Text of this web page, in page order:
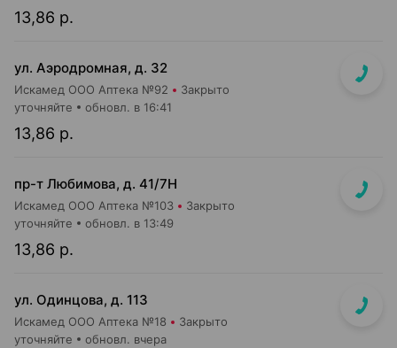
13,86 р.
ул. Аэродромная, д. 32
Искамед ООО Аптека №92 Закрыто
13,86 р.
уточняйте обновл. в 16:41
пр-т Любимова, д. 41/7Н
Искамед ООО Аптека №103 Закрыто
13,86 р.
уточняйте обновл. в 13:49
ул. Одинцова, д. 113
Искамед ООО Аптека №18 Закрыто
уточняйте обновл. вчера